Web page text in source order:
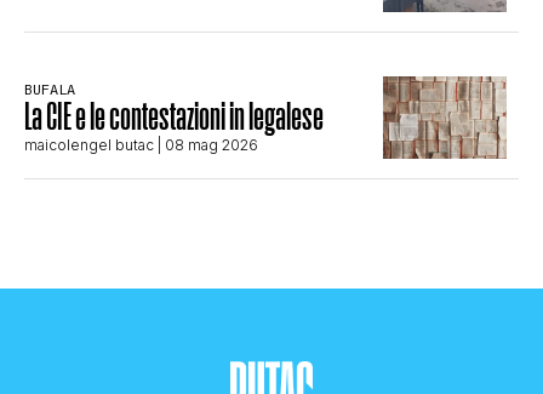
BUFALA
La CIE e le contestazioni in legalese
maicolengel butac | 08 mag 2026